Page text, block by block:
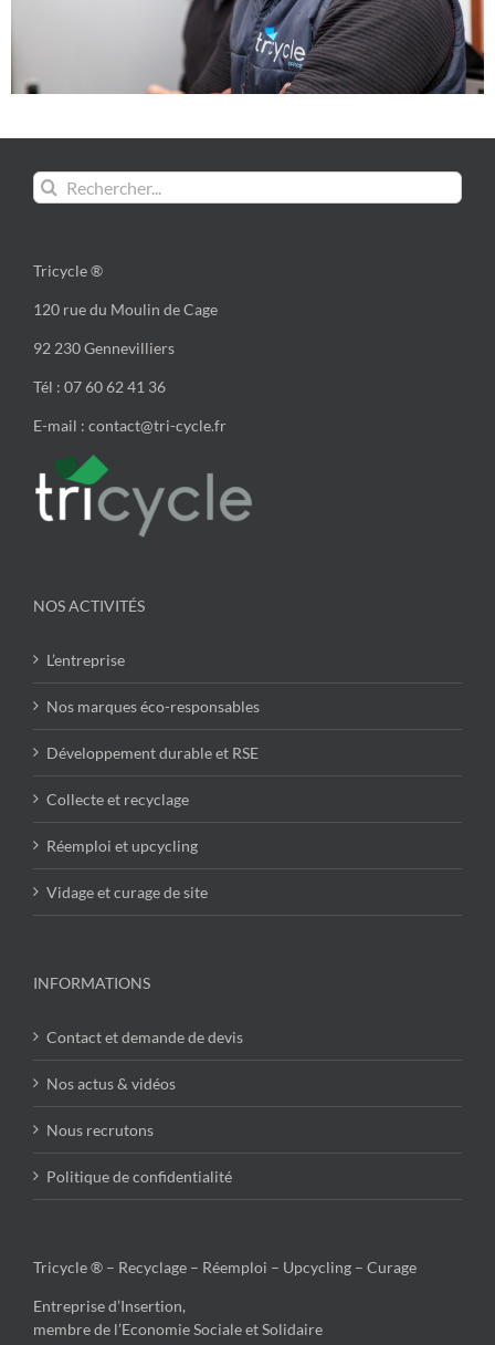
Rechercher:
Tricycle ®
120 rue du Moulin de Cage
92 230 Gennevilliers
Tél : 07 60 62 41 36
E-mail : contact@tri-cycle.fr
NOS ACTIVITÉS
L’entreprise
Nos marques éco-responsables
Développement durable et RSE
Collecte et recyclage
Réemploi et upcycling
Vidage et curage de site
INFORMATIONS
Contact et demande de devis
Nos actus & vidéos
Nous recrutons
Politique de confidentialité
Tricycle ® – Recyclage – Réemploi – Upcycling – Curage
Entreprise d’Insertion,
membre de l’Economie Sociale et Solidaire